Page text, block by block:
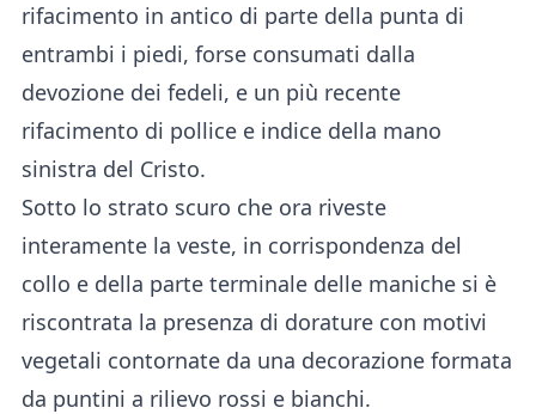
rifacimento in antico di parte della punta di
entrambi i piedi, forse consumati dalla
devozione dei fedeli, e un più recente
rifacimento di pollice e indice della mano
sinistra del Cristo.
Sotto lo strato scuro che ora riveste
interamente la veste, in corrispondenza del
collo e della parte terminale delle maniche si è
riscontrata la presenza di dorature con motivi
vegetali contornate da una decorazione formata
da puntini a rilievo rossi e bianchi.